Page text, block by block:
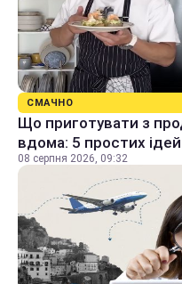
СМАЧНО
Що приготувати з
вдома: 5 простих
08 серпня 2026, 09:32